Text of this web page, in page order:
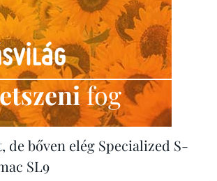
fog
de bőven elég Specialized S-
SL9